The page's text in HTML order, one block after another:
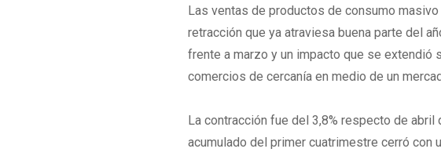
Las ventas de productos de consumo
retracción que ya atraviesa buena parte del
frente a marzo y un impacto que se
comercios de cercanía en medio de un
La contracción fue del 3,8% respecto de
acumulado del primer cuatrimestre cerró con